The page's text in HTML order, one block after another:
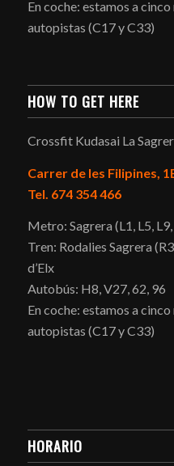
En coche: estamos a
autopistas (C17 y C33)
HOW TO GET HERE
Crossfit Kudasai La
Carrer de les Filipines,
Tel. 674 354 466
Metro: Sagrera (L1, L5,
Tren: Rodalies Sagrera
d’Elx
Autobús: H8, V27, 62, 96
En coche: estamos a
autopistas (C17 y C33)
HORARIO